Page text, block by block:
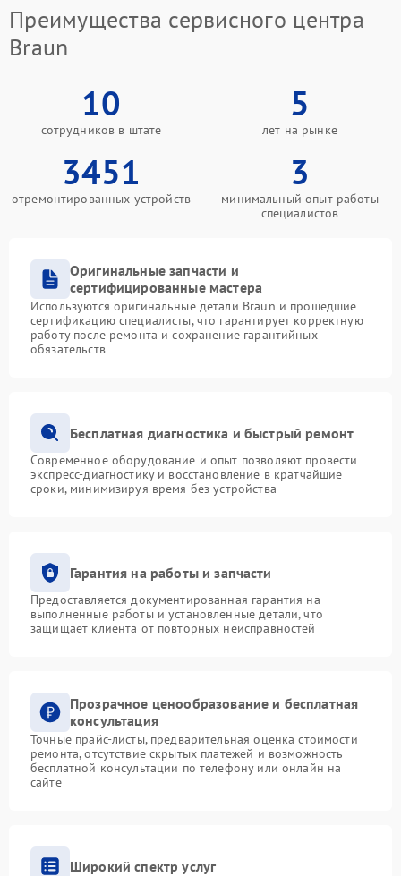
Преимущества сервисного центра
Braun
10
сотрудников в штате
5
лет на рынке
3451
отремонтированных устройств
3
минимальный опыт работы
специалистов
Оригинальные запчасти и
сертифицированные мастера
Используются оригинальные детали Braun и прошедшие
сертификацию специалисты, что гарантирует корректную
работу после ремонта и сохранение гарантийных
обязательств
Бесплатная диагностика и быстрый ремонт
Современное оборудование и опыт позволяют провести
экспресс-диагностику и восстановление в кратчайшие
сроки, минимизируя время без устройства
Гарантия на работы и запчасти
Предоставляется документированная гарантия на
выполненные работы и установленные детали, что
защищает клиента от повторных неисправностей
Прозрачное ценообразование и бесплатная
консультация
Точные прайс-листы, предварительная оценка стоимости
ремонта, отсутствие скрытых платежей и возможность
бесплатной консультации по телефону или онлайн на
сайте
Широкий спектр услуг